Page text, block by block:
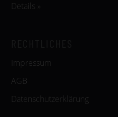
Details »
Impressum
AGB
Datenschutzerklärung